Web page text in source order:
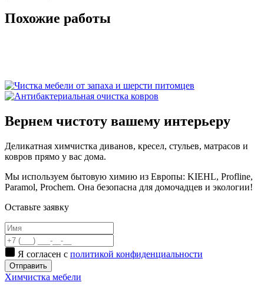
Похожие работы
Вернем чистоту вашему интерьеру
Деликатная химчистка диванов, кресел, стульев, матрасов и
ковров прямо у вас дома.
Мы используем бытовую химию из Европы: KIEHL, Proflinе,
Paramol, Prochem. Она безопасна для домочадцев и экологии!
Оставьте заявку
Я согласен с политикой конфиденциальности
Отправить
Химчистка мебели